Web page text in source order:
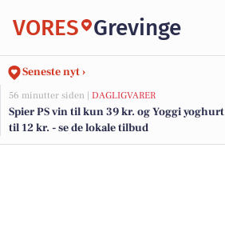
VORES Grevinge
Seneste nyt ›
56 minutter siden | DAGLIGVARER
Spier PS vin til kun 39 kr. og Yoggi yoghurt
til 12 kr. - se de lokale tilbud